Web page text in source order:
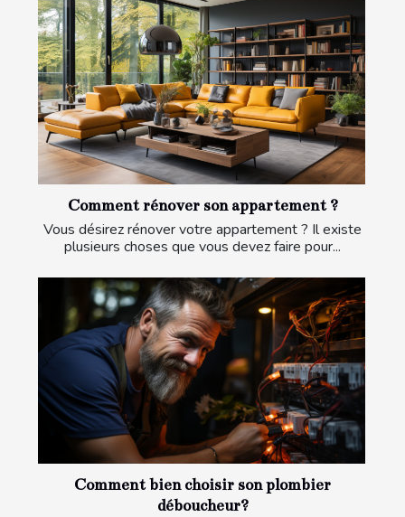
Comment rénover son appartement ?
Vous désirez rénover votre appartement ? Il existe
plusieurs choses que vous devez faire pour...
Comment bien choisir son plombier
déboucheur?